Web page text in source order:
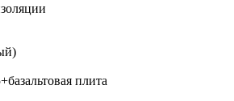
плита